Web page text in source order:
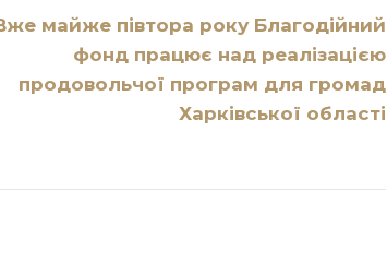
майже півтора року Благодійний
фонд працює над реалізацією
продовольчої програм для громад
Харківської області